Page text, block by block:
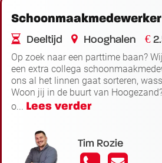
Deeltijd Hooghalen €
Op zoek naar een parttime baan?
een extra collega
ons al het linnen gaat sorteren,
Woon jij in de buurt van
o... Lees verder
Tim Rozie